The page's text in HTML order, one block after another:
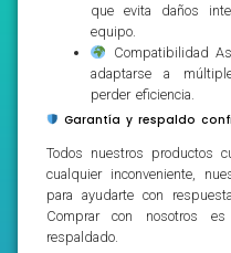
que evita daños
equipo.
Compatibilidad
adaptarse a
perder eficiencia.
Garantía y respaldo
Todos nuestros productos
cualquier inconveniente,
para ayudarte con
Comprar con nosotros
respaldado.